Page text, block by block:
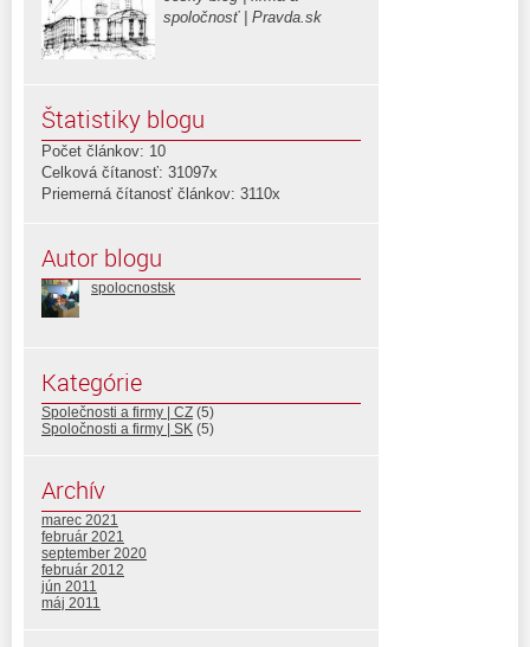
spoločnosť | Pravda.sk
Štatistiky blogu
Počet článkov: 10
Celková čítanosť: 31097x
Priemerná čítanosť článkov: 3110x
Autor blogu
spolocnostsk
Kategórie
Společnosti a firmy | CZ (5)
Spoločnosti a firmy | SK (5)
Archív
marec 2021
február 2021
september 2020
február 2012
jún 2011
máj 2011